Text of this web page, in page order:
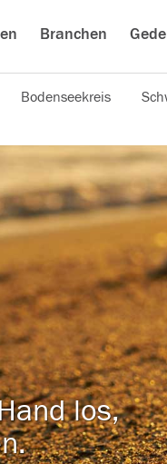
Branchen
Bodenseekreis
los,